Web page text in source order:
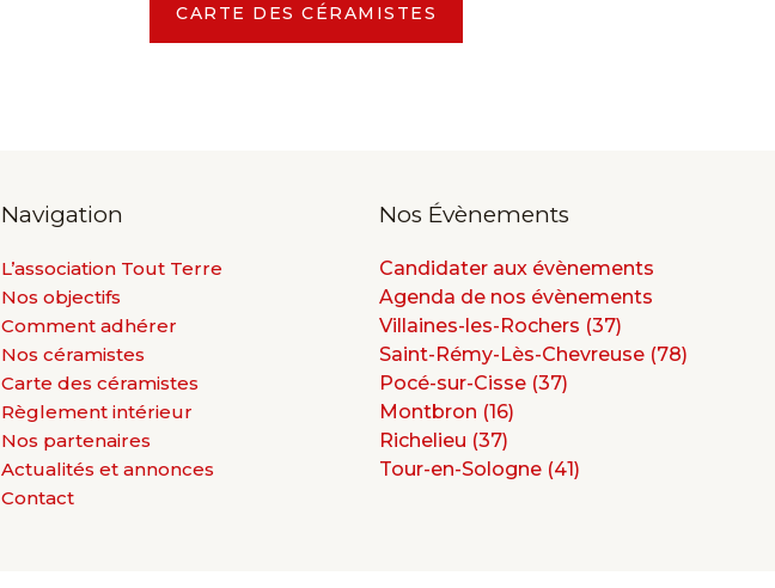
CARTE DES CÉRAMISTES
Navigation
L’association Tout Terre
Nos objectifs
Comment adhérer
Nos céramistes
Carte des céramistes
Règlement intérieur
Nos partenaires
Actualités et annonces
Contact
Nos Évènements
Candidater aux évènements
Agenda de nos évènements
Villaines-les-Rochers (37)
Saint-Rémy-Lès-Chevreuse (78)
Pocé-sur-Cisse (37)
Montbron (16)
Richelieu (37)
Tour-en-Sologne (41)